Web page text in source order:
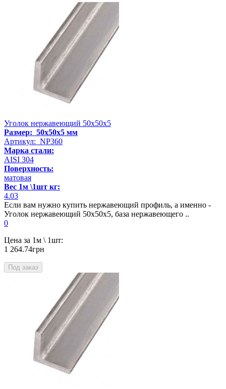
Уголок нержавеющий 50х50х5
Размер: 50х50х5 мм
Артикул: NP360
Марка стали:
AISI 304
Поверхность:
матовая
Вес 1м \1шт кг:
4.03
Если вам нужно купить нержавеющий профиль, а именно -
Уголок нержавеющий 50х50х5, база нержавеющего ..
0
Цена за 1м \ 1шт:
1 264.74грн
Под заказ